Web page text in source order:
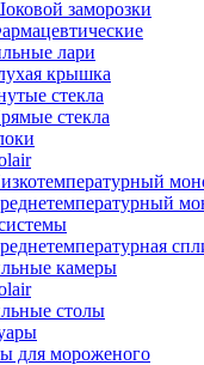
заморозки
лари
крышка
стекла
стекла
камеры
столы
для мороженого